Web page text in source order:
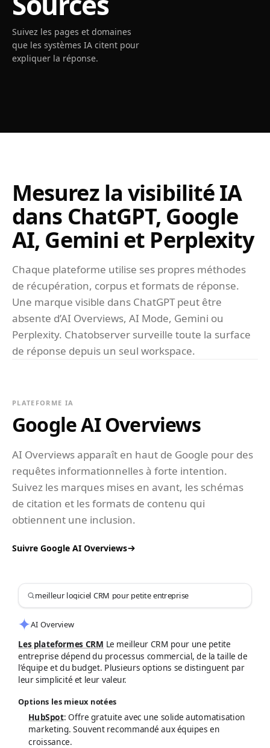
Suivez les pages et domaines
que les systèmes IA citent pour
expliquer la réponse.
Mesurez la visibilité IA
dans ChatGPT, Google
AI, Gemini et Perplexity
Chaque plateforme utilise ses propres méthodes
de récupération, corpus et formats de réponse.
Une marque visible dans ChatGPT peut être
absente d’AI Overviews, AI Mode, Gemini ou
Perplexity. Chatobserver surveille toute la surface
de réponse depuis un seul workspace.
PLATEFORME IA
Google AI Overviews
AI Overviews apparaît en haut de Google pour des
requêtes informationnelles à forte intention.
Suivez les marques mises en avant, les schémas
de citation et les formats de contenu qui
obtiennent une inclusion.
Suivre Google AI Overviews
meilleur logiciel CRM pour petite entreprise
AI Overview
Les plateformes CRM Le meilleur CRM pour une petite
entreprise dépend du processus commercial, de la taille de
l’équipe et du budget. Plusieurs options se distinguent par
leur simplicité et leur valeur.
Options les mieux notées
HubSpot: Offre gratuite avec une solide automatisation
marketing. Souvent recommandé aux équipes en
croissance.